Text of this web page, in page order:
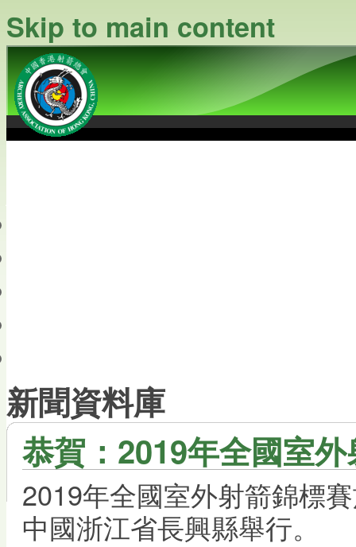
Skip to main content
新聞資料庫
恭賀：2019年全國室
2019年全國室外射箭錦標
中國浙江省長興縣舉行。